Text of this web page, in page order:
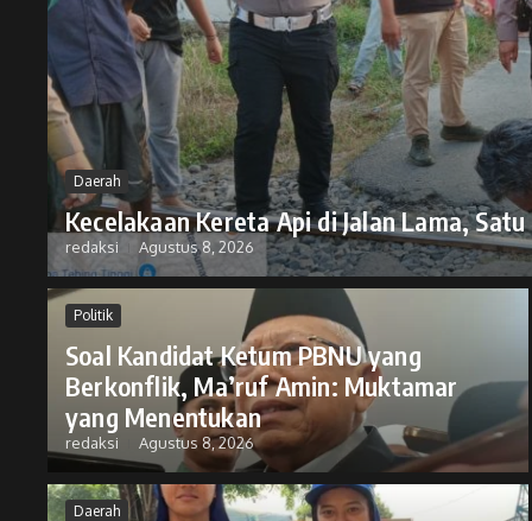
Daerah
Kecelakaan Kereta Api di Jalan Lama,
redaksi Agustus 8, 2026
Politik
Soal Kandidat Ketum PBNU yang
Berkonflik, Ma’ruf Amin: Muktamar
yang Menentukan
redaksi Agustus 8, 2026
Daerah